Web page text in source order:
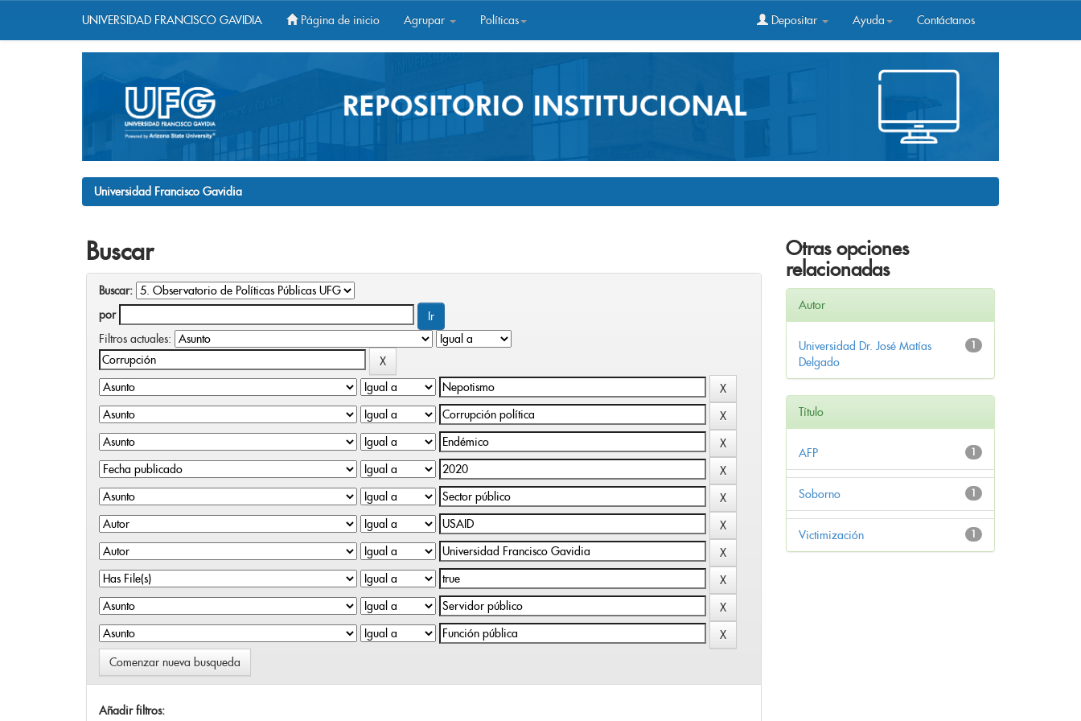
UNIVERSIDAD FRANCISCO GAVIDIA Página de inicio Agrupar Políticas Depositar Ayuda Contáctanos
Universidad Francisco Gavidia
Buscar
Buscar:
por
Filtros actuales:
Comenzar nueva busqueda
Añadir filtros:
Otras opciones
relacionadas
Autor
1
Universidad Dr. José Matías
Delgado
Título
1
AFP
1
Soborno
1
Victimización